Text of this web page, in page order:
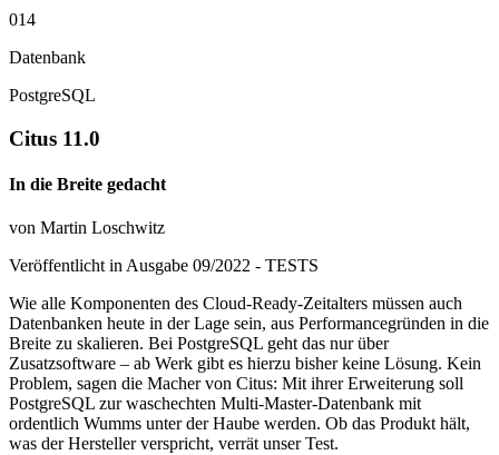
014
Datenbank
PostgreSQL
Citus 11.0
In die Breite gedacht
von Martin Loschwitz
Veröffentlicht in Ausgabe 09/2022 - TESTS
Wie alle Komponenten des Cloud-Ready-Zeitalters müssen auch
Datenbanken heute in der Lage sein, aus Performancegründen in die
Breite zu skalieren. Bei PostgreSQL geht das nur über
Zusatzsoftware – ab Werk gibt es hierzu bisher keine Lösung. Kein
Problem, sagen die Macher von Citus: Mit ihrer Erweiterung soll
PostgreSQL zur waschechten Multi-Master-Datenbank mit
ordentlich Wumms unter der Haube werden. Ob das Produkt hält,
was der Hersteller verspricht, verrät unser Test.